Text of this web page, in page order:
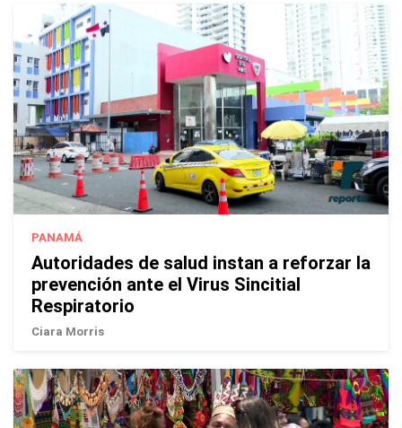
PANAMÁ
Autoridades de salud instan a reforzar la
prevención ante el Virus Sincitial
Respiratorio
Ciara Morris